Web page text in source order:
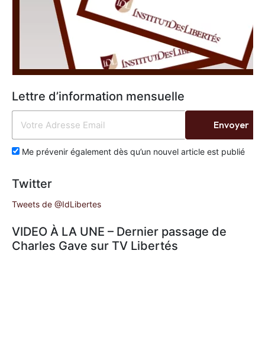
Lettre d’information mensuelle
Me prévenir également dès qu’un nouvel article est publié
Envoyer
Twitter
Tweets de @IdLibertes
VIDEO À LA UNE – Dernier passage de
Charles Gave sur TV Libertés